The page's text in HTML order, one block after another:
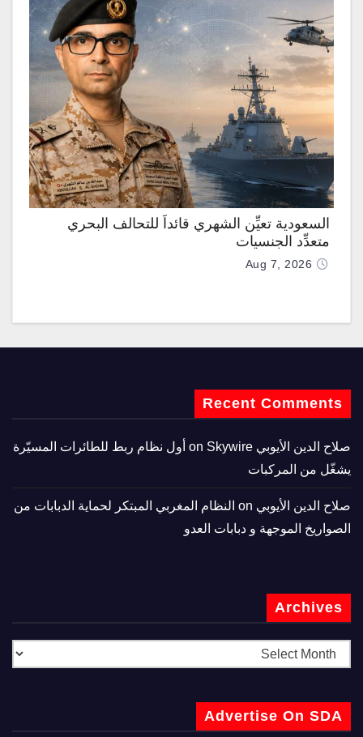
السعودية تعيِّن الشهري قائداً للتحالف البحري
متعدِّد الجنسيات
Aug 7, 2026
Recent Comments
صلاح الدين الأيوبي
Skywire أول نظام ربط للطائرات المسيّرة
يشغّل من المركبات
صلاح الدين الأيوبي
النظام المغربي المبتكر لحماية الدبابات من
الصواريخ الموجهة و دبابات العدو
Archives
Advertise On SDA